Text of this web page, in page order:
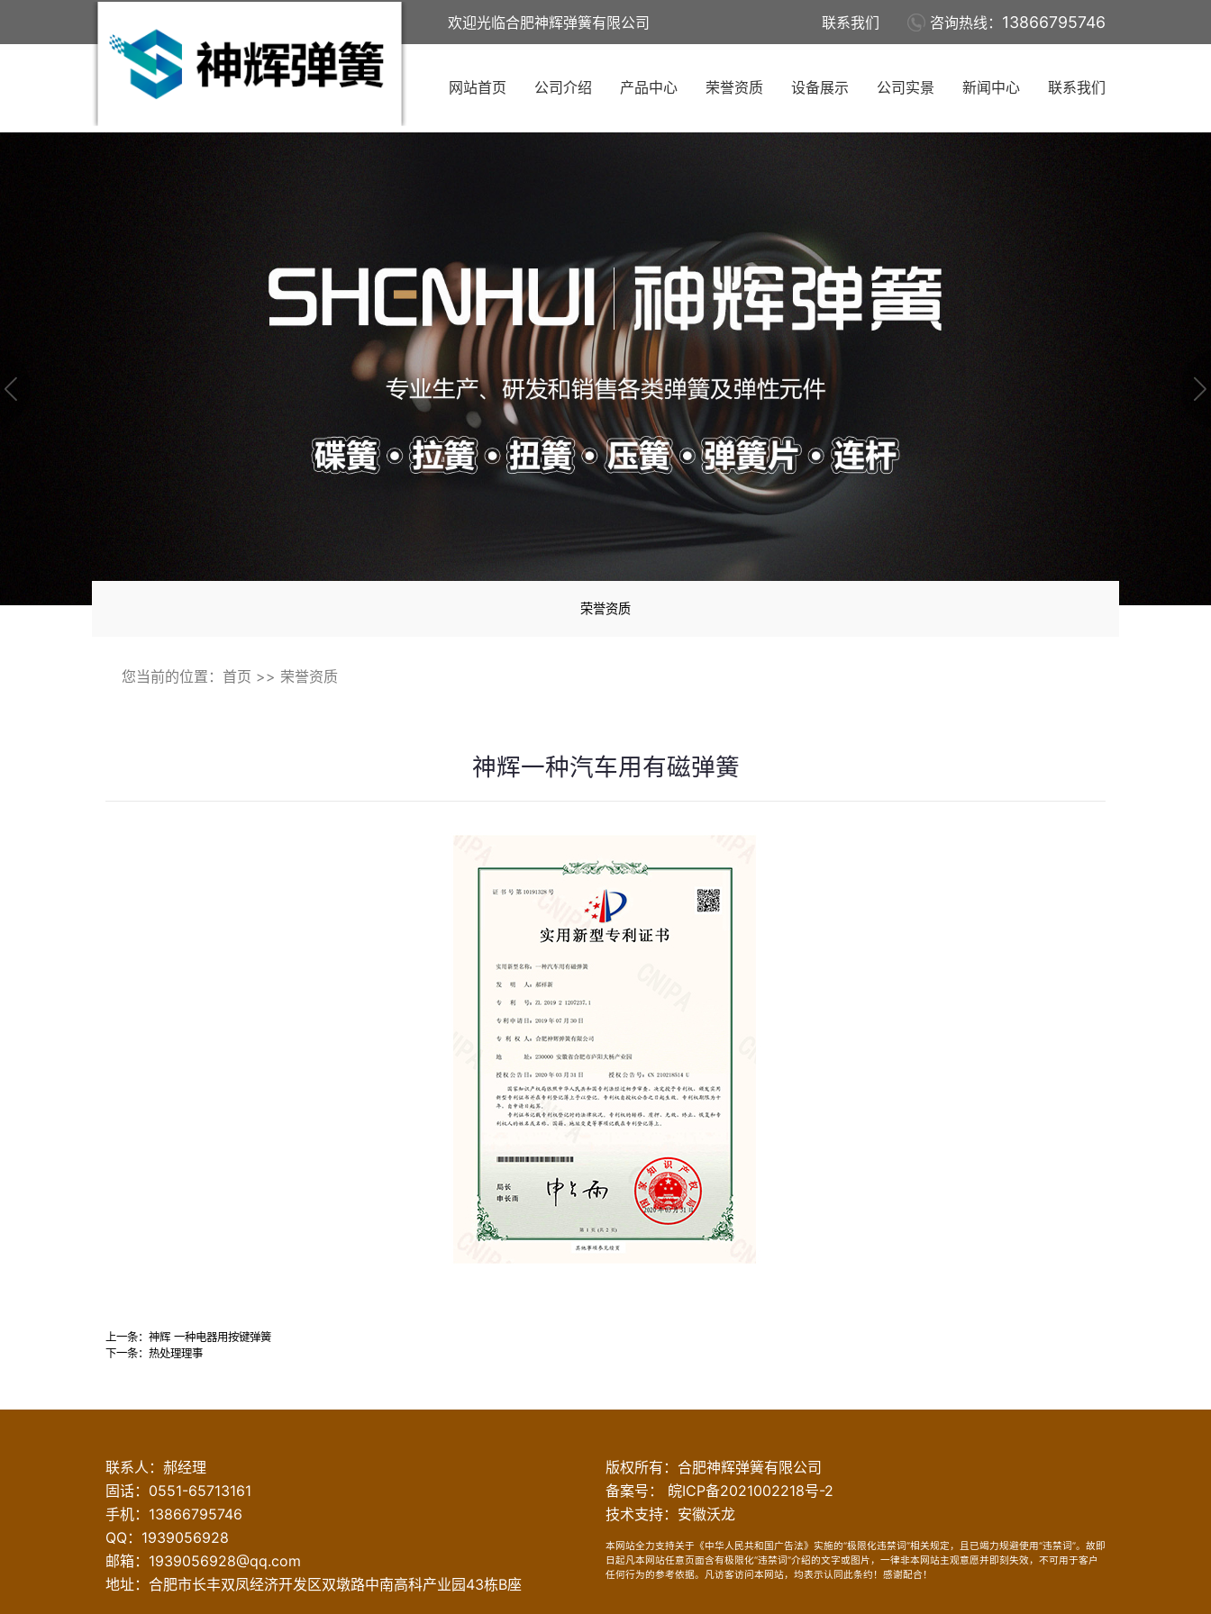
欢迎光临合肥神辉弹簧有限公司 联系我们 咨询热线： 13866795746
网站首页 公司介绍 产品中心 荣誉资质 设备展示 公司实景 新闻中心 联系我们
荣誉资质
您当前的位置： 首页 >> 荣誉资质
神辉一种汽车用有磁弹簧
上一条： 神辉 一种电器用按键弹簧
下一条： 热处理理事
联系人：郝经理
固话： 0551-65713161
手机： 13866795746
QQ：1939056928
邮箱： 1939056928@qq.com
地址：合肥市长丰双凤经济开发区双墩路中南高科产业园43栋B座
版权所有： 合肥神辉弹簧有限公司
备案号：
皖ICP备2021002218号-2
技术支持： 安徽沃龙
本网站全力支持关于《中华人民共和国广告法》实施的“极限化违禁词”相关规定，且已竭力规避使用“违禁词”。故即
日起凡本网站任意页面含有极限化“违禁词”介绍的文字或图片，一律非本网站主观意愿并即刻失效，不可用于客户
任何行为的参考依据。凡访客访问本网站，均表示认同此条约！感谢配合！